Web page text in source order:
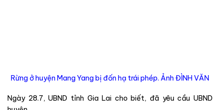
Rừng ở huyện Mang Yang bị đốn hạ trái phép. Ảnh ĐÌNH VĂN
Ngày 28.7, UBND tỉnh Gia Lai cho biết, đã yêu cầu UBND